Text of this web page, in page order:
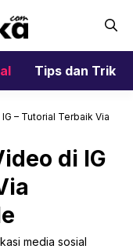
Tips dan Trik
– Tutorial Terbaik Via
di IG
media sosial